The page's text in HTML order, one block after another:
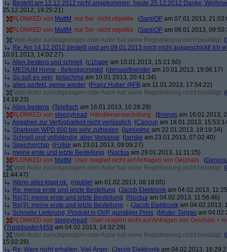
Bestellt am 12.12.2012 nicht angekommen, heute 25.12.2012 Danke,
25.12.2012, 19:25:21)
PLONKED von MattM : nur 5er  nicht objektiv (SanjiOP am 07.01.2013,
PLONKED von MattM : nur 5er  nicht objektiv (SanjiOP am 08.01.2013,
Vom Autor zurückgezogen oder Autor hat seine Registrierung nicht bestätigt (
Re: Am 14.12.2012 bestellt und am 09.01.2013 noch nicht ausgeschickt! Ich
10.01.2013, 14:02:27)
Alles bestens und schnell
(c1hape am 10.01.2013, 15:21:50)
MEDIUM Home - Befestigungskit (dersuelfmeister am 10.01.2013, 19:06:17)
So soll es sein (erlachma am 10.01.2013, 20:41:34)
alles perfekt, gerne wieder (Franz Huber @FB am 11.01.2013, 17:54:22)
Vom Autor zurückgezogen oder Autor hat seine Registrierung nicht bestätigt (
14:19:23)
Alles bestens (Telefisch am 16.01.2013, 10:28:29)
PLONKED von sleepyhead : Händlerverwechslung (timings am 16.01.2013,
Angaben zur Verfügbarkeit nicht verlässlich (Cancun am 18.01.2013,
Sharkoon WPD 600 bin sehr zufrieden ( lumixdmc am 22.01.2013, 19:19:34)
Schnell und vollständig, aber Vorkasse ( lanske am 23.01.2013, 07:02:40)
Speicherchip (Folkie am 23.01.2013, 09:09:27)
meine erste und letzte Bestellung (Noctua am 29.01.2013, 11:11:25)
PLONKED von MattM : User reagiert nicht auf Anfragen von Geizhals (
Vom Autor zurückgezogen oder Autor hat seine Registrierung nicht bestätigt (
11:44:47)
Wenn alles klapt ok. (rgubler am 01.02.2013, 08:18:05)
Re: meine erste und letzte Bestellung (Jacob Elektronik am 04.02.2013,
Re(2): meine erste und letzte Bestellung (Noctua am 04.02.2013, 11:56:46)
Re(3): meine erste und letzte Bestellung
(Jacob Elektronik am 04.02.2013,
Schnelle Lieferung, Produkt in OVP, günstiger Preis (Mister-Torgau am
PLONKED von sleepyhead : User reagiert nicht auf Anfragen von Geizhals +
(Trashbuster4458 am 04.02.2013, 14:32:29)
Vom Autor zurückgezogen oder Autor hat seine Registrierung nicht bestätigt (
15:02:28)
Re: Ware nicht erhalten. Viel Ärger. (Jacob Elektronik am 04.02.2013,